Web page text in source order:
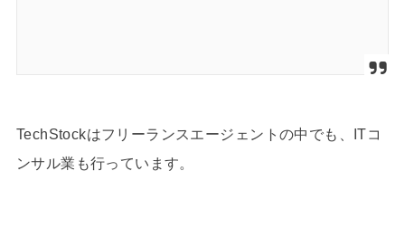
TechStockはフリーランスエージェントの中でも、ITコ
ンサル業も行っています。